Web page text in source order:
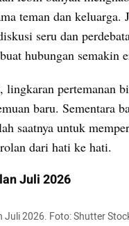
teman dan keluarga.
seru dan
hubungan semakin
lingkaran pertemanan
baru. Sementara
saatnya untuk
dari hati ke hati.
Juli 2026
Juli 2026. Foto: Shutter